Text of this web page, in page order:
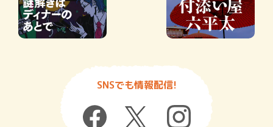
SNSでも情報配信!